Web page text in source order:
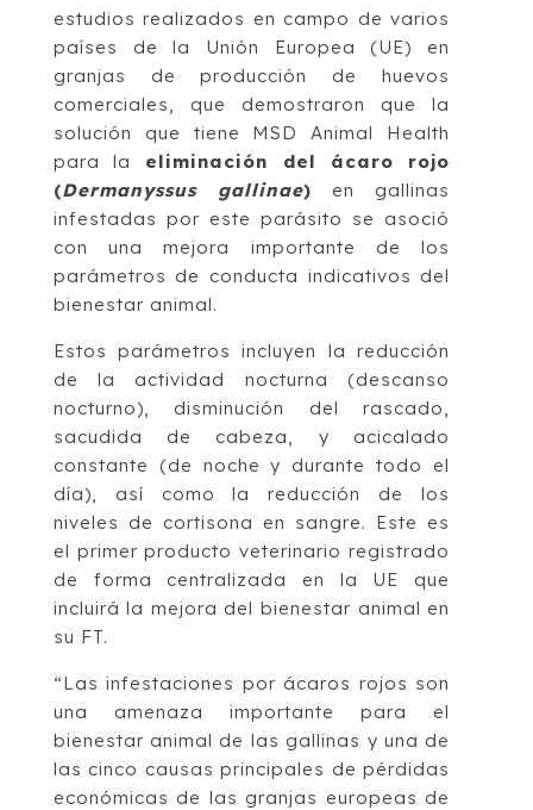
estudios realizados en campo de varios
países de la Unión Europea (UE) en
granjas de producción de huevos
comerciales, que demostraron que la
solución que tiene MSD Animal Health
para la
eliminación del ácaro rojo
(Dermanyssus gallinae) en gallinas
infestadas por este parásito se asoció
con una mejora importante de los
parámetros de conducta indicativos del
bienestar animal.
Estos parámetros incluyen la reducción
de la actividad nocturna (descanso
nocturno), disminución del rascado,
sacudida de cabeza, y acicalado
constante (de noche y durante todo el
día), así como la reducción de los
niveles de cortisona en sangre. Este es
el primer producto veterinario registrado
de forma centralizada en la UE que
incluirá la mejora del bienestar animal en
su FT.
“Las infestaciones por ácaros rojos son
una amenaza importante para el
bienestar animal de las gallinas y una de
las cinco causas principales de pérdidas
económicas de las granjas europeas de